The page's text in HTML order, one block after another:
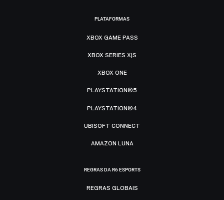
PLATAFORMAS
XBOX GAME PASS
XBOX SERIES X|S
XBOX ONE
PLAYSTATION®5
PLAYSTATION®4
UBISOFT CONNECT
AMAZON LUNA
REGRAS DA R6 ESPORTS
REGRAS GLOBAIS